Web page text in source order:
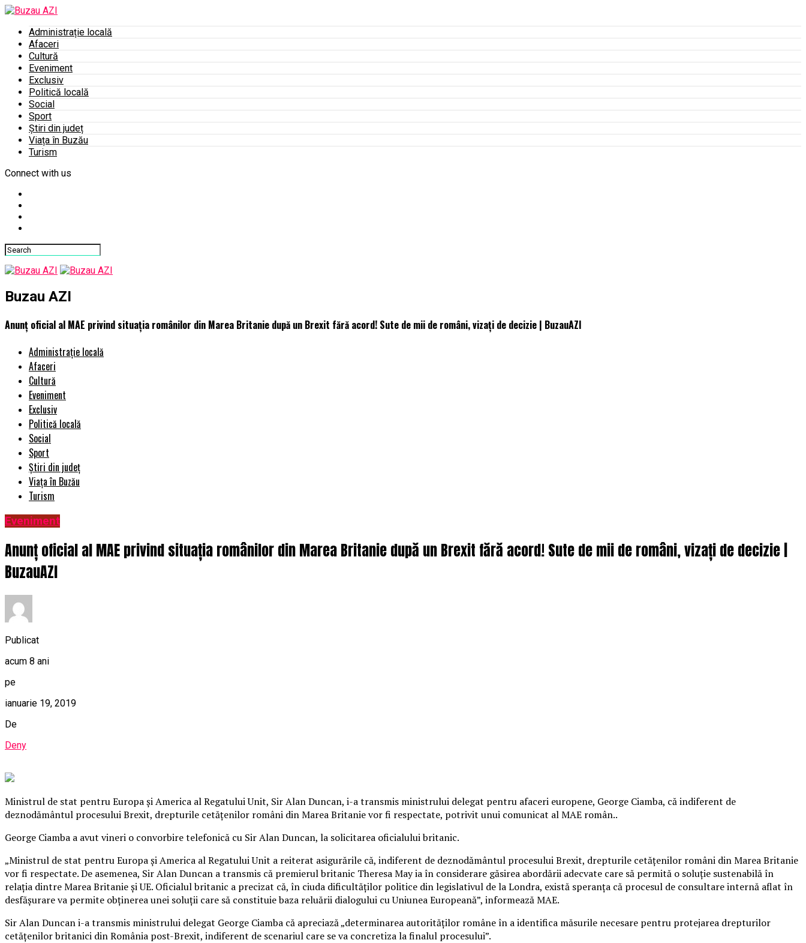
Administrație locală
Afaceri
Cultură
Eveniment
Exclusiv
Politică locală
Social
Sport
Știri din județ
Viața în Buzău
Turism
Connect with us
Buzau AZI
Anunț oficial al MAE privind situația românilor din Marea Britanie după un Brexit fără acord! Sute de mii de români, vizați de decizie | BuzauAZI
Administrație locală
Afaceri
Cultură
Eveniment
Exclusiv
Politică locală
Social
Sport
Știri din județ
Viața în Buzău
Turism
Eveniment
Anunț oficial al MAE privind situația românilor din Marea Britanie după un Brexit fără acord! Sute de mii de români, vizați de decizie |
BuzauAZI
Publicat
acum 8 ani
pe
ianuarie 19, 2019
De
Deny
Ministrul de stat pentru Europa şi America al Regatului Unit, Sir Alan Duncan, i-a transmis ministrului delegat pentru afaceri europene, George Ciamba, că indiferent de
deznodământul procesului Brexit, drepturile cetăţenilor români din Marea Britanie vor fi respectate, potrivit unui comunicat al MAE român..
George Ciamba a avut vineri o convorbire telefonică cu Sir Alan Duncan, la solicitarea oficialului britanic.
„Ministrul de stat pentru Europa şi America al Regatului Unit a reiterat asigurările că, indiferent de deznodământul procesului Brexit, drepturile cetăţenilor români din Marea Britanie
vor fi respectate.De asemenea, Sir Alan Duncan a transmis că premierul britanic Theresa May ia în considerare găsirea abordării adecvate care să permită o soluţie sustenabilă în
relaţia dintre Marea Britanie şi UE. Oficialul britanic a precizat că, în ciuda dificultăţilor politice din legislativul de la Londra, există speranţa că procesul de consultare internă aflat în
desfăşurare va permite obţinerea unei soluţii care să constituie baza reluării dialogului cu Uniunea Europeană”, informează MAE.
Sir Alan Duncan i-a transmis ministrului delegat George Ciamba că apreciază „determinarea autorităţilor române în a identifica măsurile necesare pentru protejarea drepturilor
cetăţenilor britanici din România post-Brexit, indiferent de scenariul care se va concretiza la finalul procesului”.